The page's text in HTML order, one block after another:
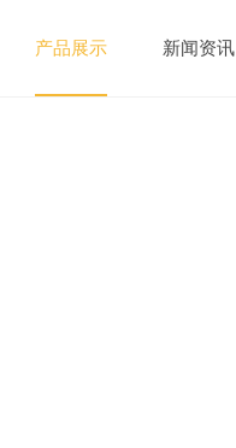
产品展示 新闻资讯